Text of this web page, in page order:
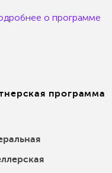
о программе
программа